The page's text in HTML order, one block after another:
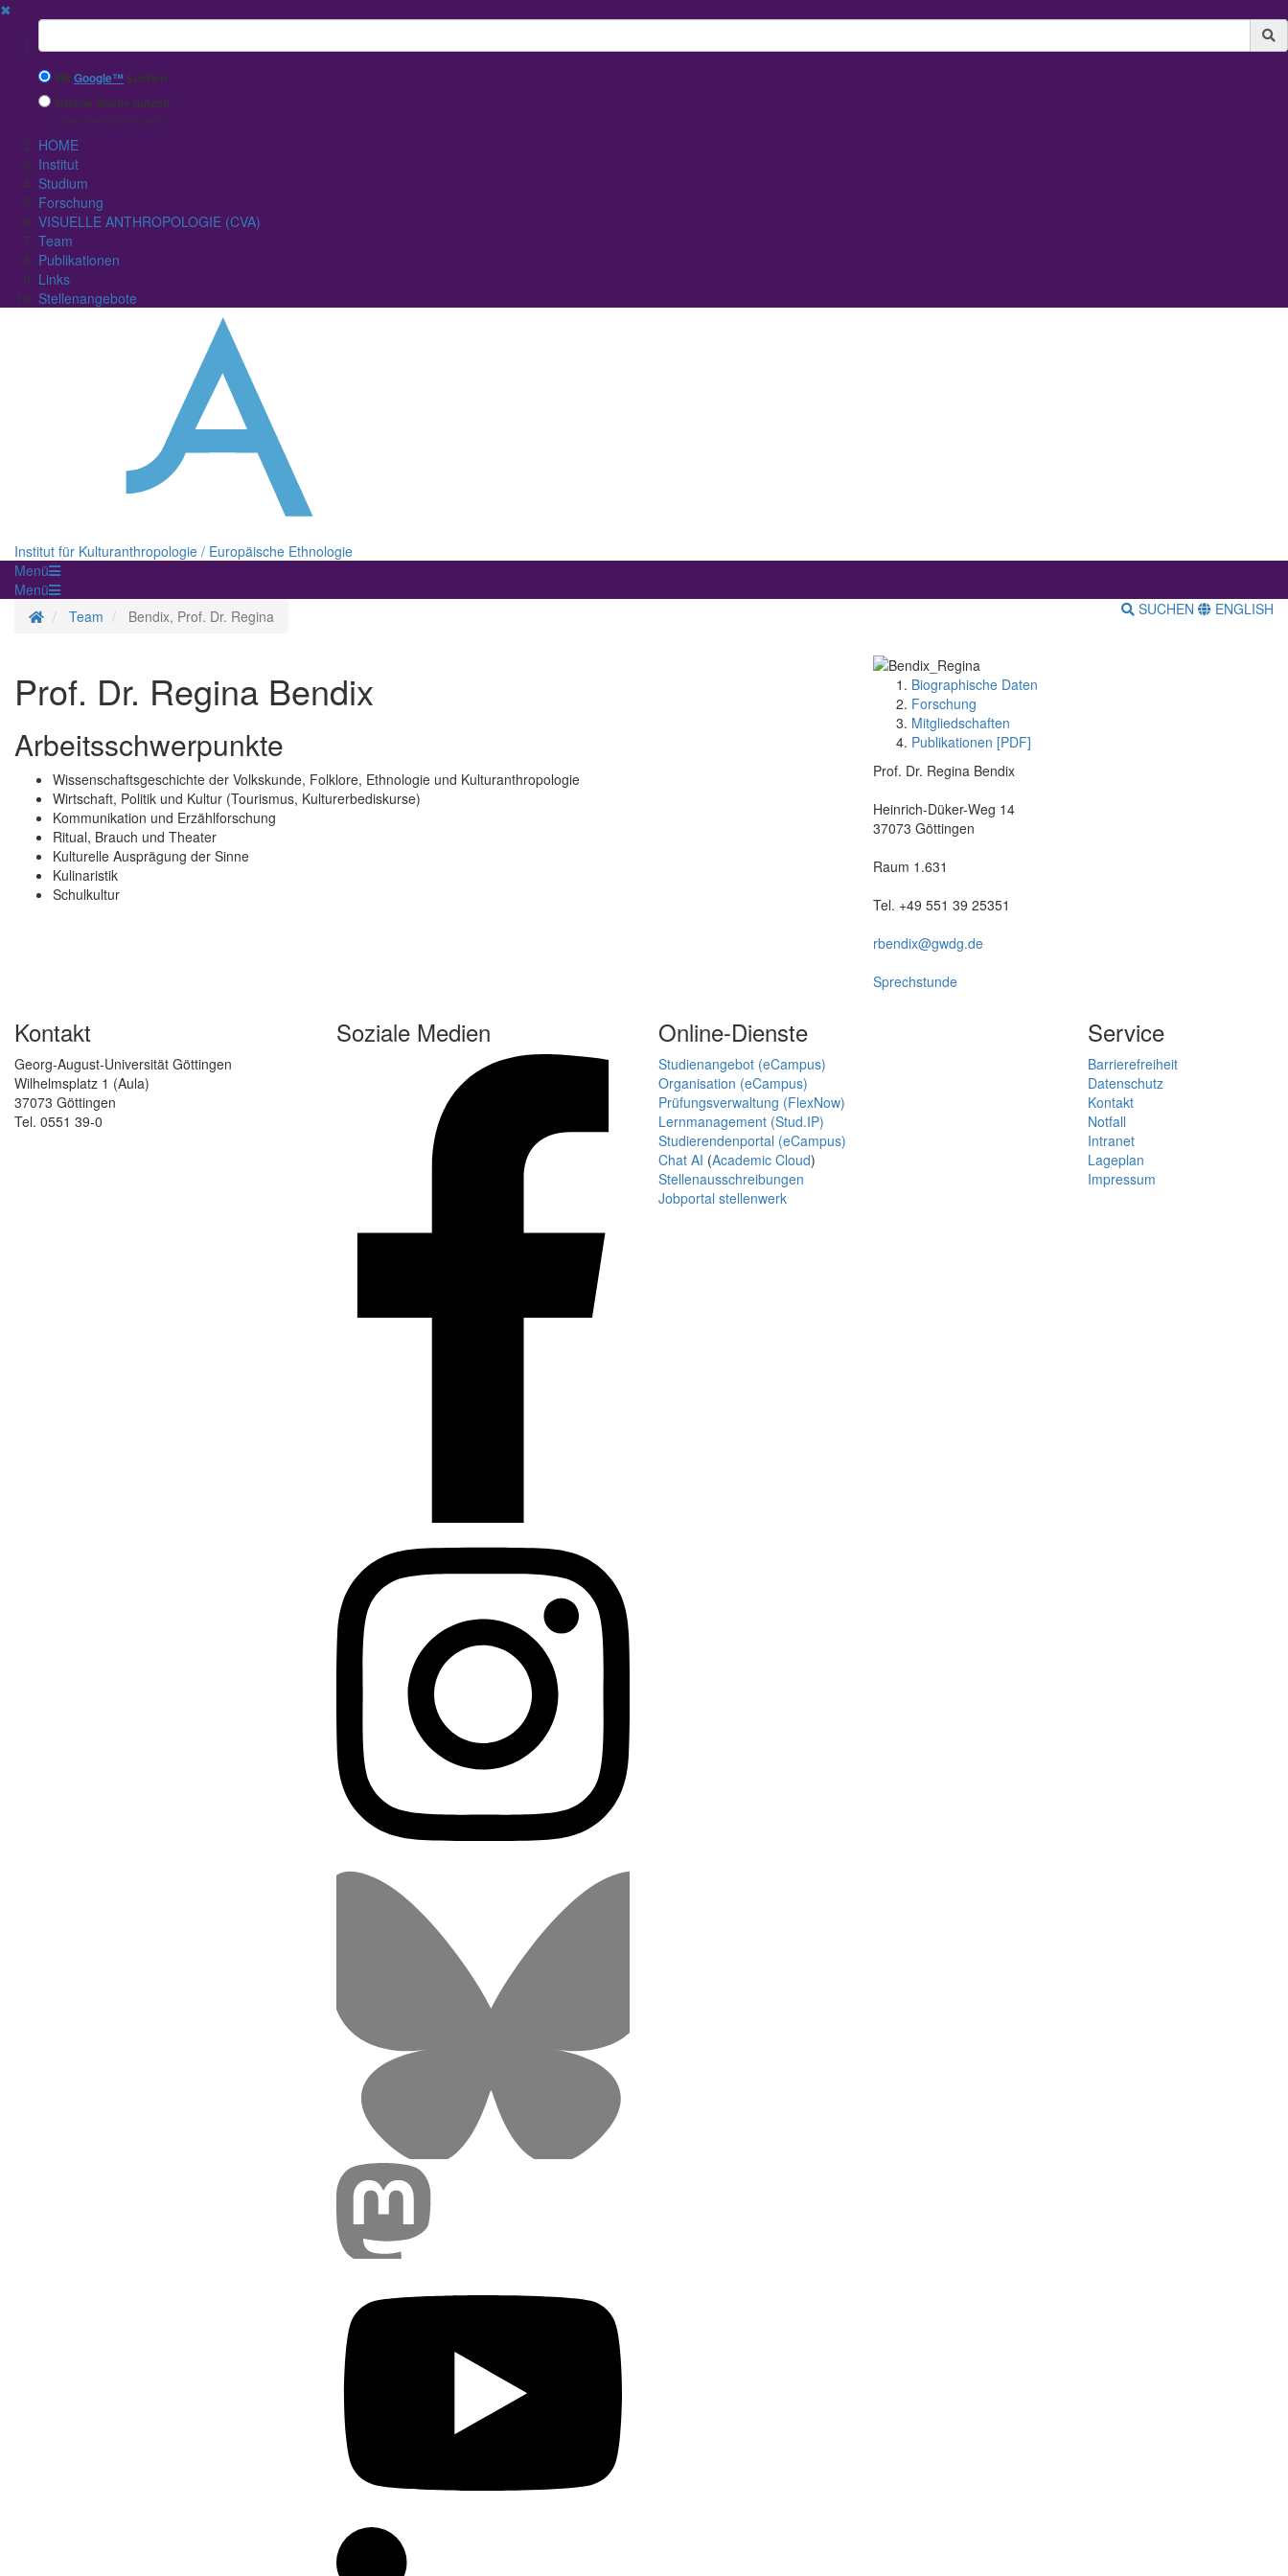
✖
Suchbegriff
MitGoogle™ suchen
Interne Suche nutzen
(eingeschränkte Ergebnisqualität)
HOME
Institut
Studium
Forschung
VISUELLE ANTHROPOLOGIE (CVA)
Team
Publikationen
Links
Stellenangebote
Institut für Kulturanthropologie / Europäische Ethnologie
Menü
Menü
Startseite
Team Bendix, Prof. Dr. Regina SUCHEN ENGLISH
Prof. Dr. Regina Bendix
Arbeitsschwerpunkte
Wissenschaftsgeschichte der Volkskunde, Folklore, Ethnologie und Kulturanthropologie
Wirtschaft, Politik und Kultur (Tourismus, Kulturerbediskurse)
Kommunikation und Erzählforschung
Ritual, Brauch und Theater
Kulturelle Ausprägung der Sinne
Kulinaristik
Schulkultur
Biographische Daten
Forschung
Mitgliedschaften
Publikationen [PDF]
Prof. Dr. Regina Bendix
Heinrich-Düker-Weg 14
37073 Göttingen
Raum 1.631
Tel. +49 551 39 25351
rbendix@gwdg.de
Sprechstunde
Kontakt
Georg-August-Universität Göttingen
Wilhelmsplatz 1 (Aula)
37073 Göttingen
Tel. 0551 39-0
Soziale Medien Online-Dienste
Studienangebot (eCampus)
Organisation (eCampus)
Prüfungsverwaltung (FlexNow)
Lernmanagement (Stud.IP)
Studierendenportal (eCampus)
Chat AI (Academic Cloud)
Stellenausschreibungen
Jobportal stellenwerk
Service
Barrierefreiheit
Datenschutz
Kontakt
Notfall
Intranet
Lageplan
Impressum